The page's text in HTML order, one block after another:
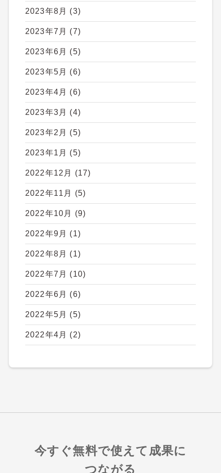
2023年8月 (3)
2023年7月 (7)
2023年6月 (5)
2023年5月 (6)
2023年4月 (6)
2023年3月 (4)
2023年2月 (5)
2023年1月 (5)
2022年12月 (17)
2022年11月 (5)
2022年10月 (9)
2022年9月 (1)
2022年8月 (1)
2022年7月 (10)
2022年6月 (6)
2022年5月 (5)
2022年4月 (2)
今すぐ無料で使えて成果に
つながる